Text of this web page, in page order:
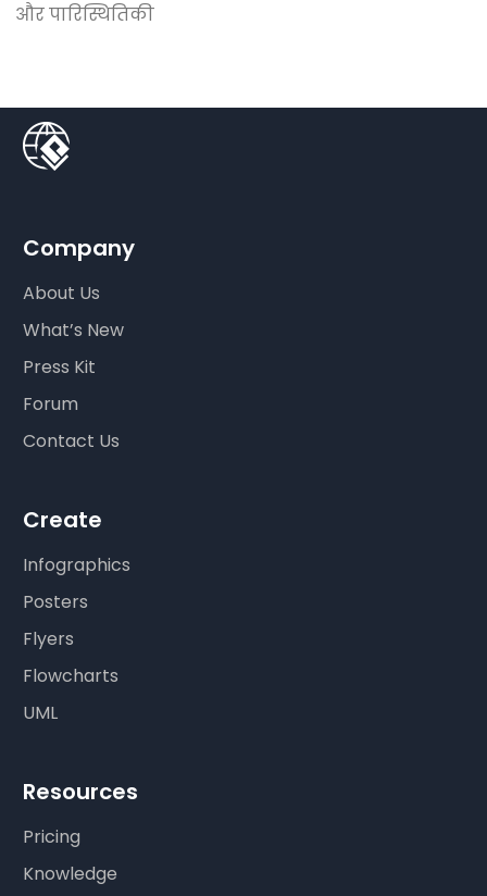
और पारिस्थितिकी
Company
About Us
What’s New
Press Kit
Forum
Contact Us
Create
Infographics
Posters
Flyers
Flowcharts
UML
Resources
Pricing
Knowledge